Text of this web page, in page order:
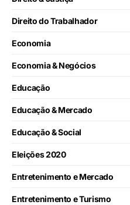
Direito do Trabalhador
Economia
Economia & Negócios
Educação
Educação & Mercado
Educação & Social
Eleições 2020
Entretenimento e Mercado
Entretenimento e Turismo